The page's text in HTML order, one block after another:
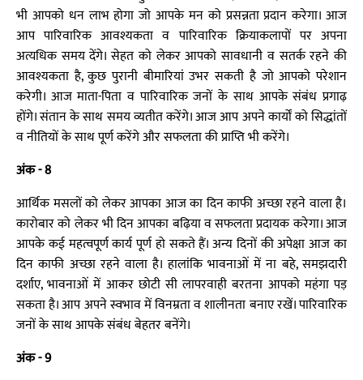
भी आपको धन लाभ होगा जो आपके मन को प्रसन्नता प्रदान करेगा। आज
आप पारिवारिक आवश्यकता व पारिवारिक क्रियाकलापों पर अपना
अत्यधिक समय देंगे। सेहत को लेकर आपको सावधानी व सतर्क रहने की
आवश्यकता है, कुछ पुरानी बीमारियां उभर सकती है जो आपको परेशान
करेगी। आज माता-पिता व पारिवारिक जनों के साथ आपके संबंध प्रगाढ़
होंगे। संतान के साथ समय व्यतीत करेंगे। आज आप अपने कार्यों को सिद्धांतों
व नीतियों के साथ पूर्ण करेंगे और सफलता की प्राप्ति भी करेंगे।
अंक - 8
आर्थिक मसलों को लेकर आपका आज का दिन काफी अच्छा रहने वाला है।
कारोबार को लेकर भी दिन आपका बढ़िया व सफलता प्रदायक करेगा। आज
आपके कई महत्वपूर्ण कार्य पूर्ण हो सकते हैं। अन्य दिनों की अपेक्षा आज का
दिन काफी अच्छा रहने वाला है। हालांकि भावनाओं में ना बहे, समझदारी
दर्शाए, भावनाओं में आकर छोटी सी लापरवाही बरतना आपको महंगा पड़
सकता है। आप अपने स्वभाव में विनम्रता व शालीनता बनाए रखें। पारिवारिक
जनों के साथ आपके संबंध बेहतर बनेंगे।
अंक - 9